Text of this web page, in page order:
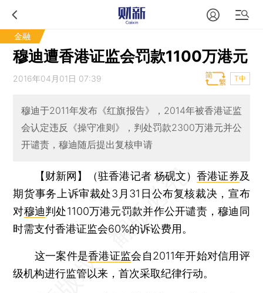
金融
穆迪遭香港证监会罚款1100万港元
2016年04月01日 07:39 T中
穆迪于2011年发布《红旗报告》，2014年被香港证监
会认定违反《操守准则》，判处罚款2300万港元并公
开谴责，穆迪随后提出复核申请
【财新网】（驻香港记者 杨砚文）香港证券及
期货事务上诉审裁处3月31日公布复核裁决，宣布
对穆迪判处1100万港元罚款并作公开谴责，穆迪同
时需支付香港证监会60%的诉讼费用。
这一案件是香港证监会自2011年开始对信用评
级机构进行监管以来，首次采取纪律行动。